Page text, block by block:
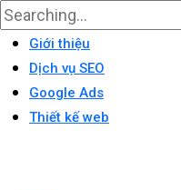
Giới thiệu
Dịch vụ SEO
Google Ads
Thiết kế web